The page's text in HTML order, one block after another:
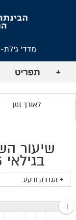
מדדי
+ תפריט
לאורך זמן
שיעור
בגילאי 25–64 (2000–2016)
+ הגדרה ורקע